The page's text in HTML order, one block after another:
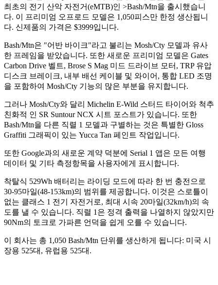
최초의 전기 산악 자전거(eMTB)인 >Bash/Mtn을 출시했습니
다. 이 프리미엄 오프로드 모델은 1,050피스만 한정 생산됩니
다. 신제품의 가격은 $3999입니다.
Bash/Mtn은 "어반 바이크"라고 불리는 Mosh/Cty 모델과 유사
한 프레임을 받았습니다. 또한 새로운 프리미엄 모델은 Gates
Carbon Drive 벨트, Brose S Mag 미드 드라이브 모터, TRP 유압
디스크 브레이크, 내부 배선 케이블 및 와이어, 통합 LED 조명
을 포함하여 Mosh/Cty 기능의 많은 부분을 유지합니다.
그러나 Mosh/Cty와 달리 Michelin E-Wild 스터드 타이어와 척추
친화적 인 SR Suntour NCX 시트 포스트가 있습니다. 또한
Bash/Mtn을 다른 직렬 1 모델과 구별하는 것은 특별한 Gloss
Graffiti 그래픽이 있는 Yucca Tan 페인트 작업입니다.
또한 Google과의 새로운 계약 덕분에 Serial 1 앱은 모든 여행
데이터 및 기타 측정항목을 사용자에게 표시합니다.
착탈식 529Wh 배터리는 라이딩 모드에 따라 한 번 충전으로
30-95마일(48-153km)의 범위를 제공합니다. 이것은 스로틀이
없는 클래스 1 전기 자전거로, 최대 시속 20마일(32km/h)의 속
도를 낼 수 있습니다. 직렬 1은 정격 출력을 나열하지 않았지만
90Nm의 토크로 가파른 언덕을 쉽게 오를 수 있습니다.
이 회사는 총 1,050 Bash/Mtn 단위를 생산하게 됩니다: 미국 시
장용 525대, 유럽용 525대.